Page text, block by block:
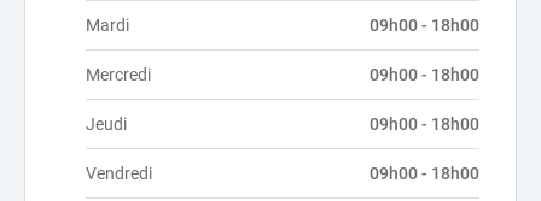
Mardi 09h00 - 18h00
Mercredi 09h00 - 18h00
Jeudi 09h00 - 18h00
Vendredi 09h00 - 18h00